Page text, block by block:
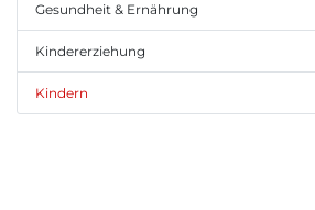
Gesundheit & Ernährung
Kindererziehung
Kindern